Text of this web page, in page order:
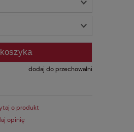
dodaj do przechowalni
o produkt
opinię